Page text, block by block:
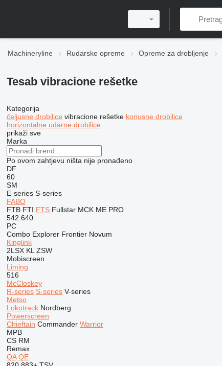
Machineryline Rudarske opreme Opreme za drobljenje
Tesab vibracione rešetke
Kategorija
čeljusne drobilice vibracione rešetke konusne drobilice
horizontalne udarne drobilice
prikaži sve
Marka
Po ovom zahtjevu ništa nije pronađeno
DF
60
SM
E-series S-series
FABO
FTB FTI FTS Fullstar MCK ME PRO
542 640
PC
Combo Explorer Frontier Novum
Kinglink
2LSX KL ZSW
Mobiscreen
Liming
516
McCloskey
R-series S-series V-series
Metso
Lokotrack Nordberg
Powerscreen
Chieftain Commander Warrior
MPB
CS RM
Remax
QA QE